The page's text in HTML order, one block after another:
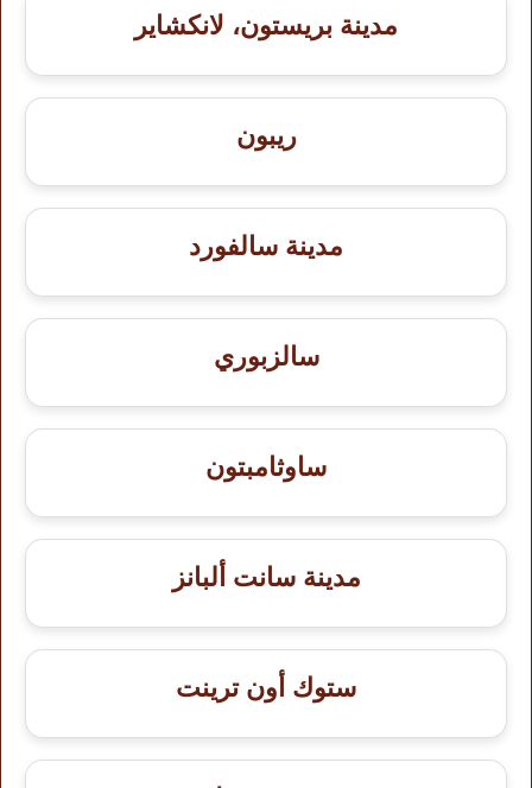
مدينة بريستون، لانكشاير
ريبون
مدينة سالفورد
سالزبوري
ساوثامبتون
مدينة سانت ألبانز
ستوك أون ترينت